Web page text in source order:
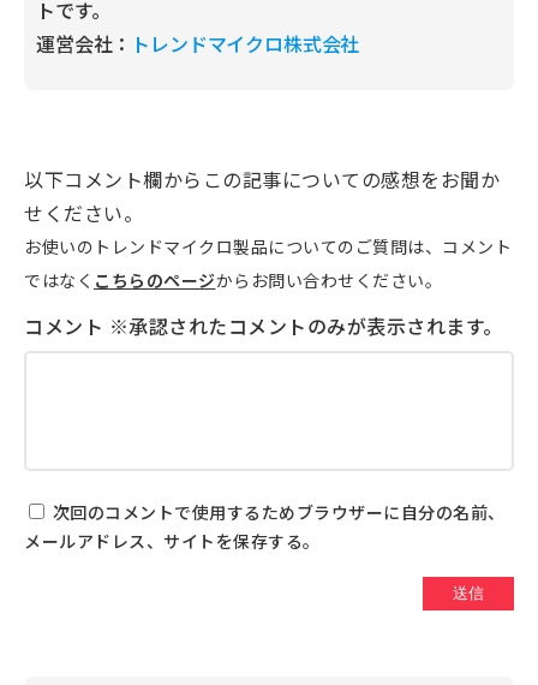
トです。
運営会社： トレンドマイクロ株式会社
以下コメント欄からこの記事についての感想をお聞か
せください。
お使いのトレンドマイクロ製品についてのご質問は、コメント
ではなく こちらのページからお問い合わせください。
次回のコメントで使用するためブラウザーに自分の名前、
メールアドレス、サイトを保存する。